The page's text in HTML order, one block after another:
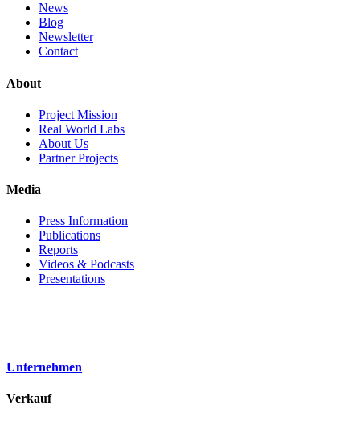
News
Blog
Newsletter
Contact
About
Project Mission
Real World Labs
About Us
Partner Projects
Media
Press Information
Publications
Reports
Videos & Podcasts
Presentations
Unternehmen
Verkauf